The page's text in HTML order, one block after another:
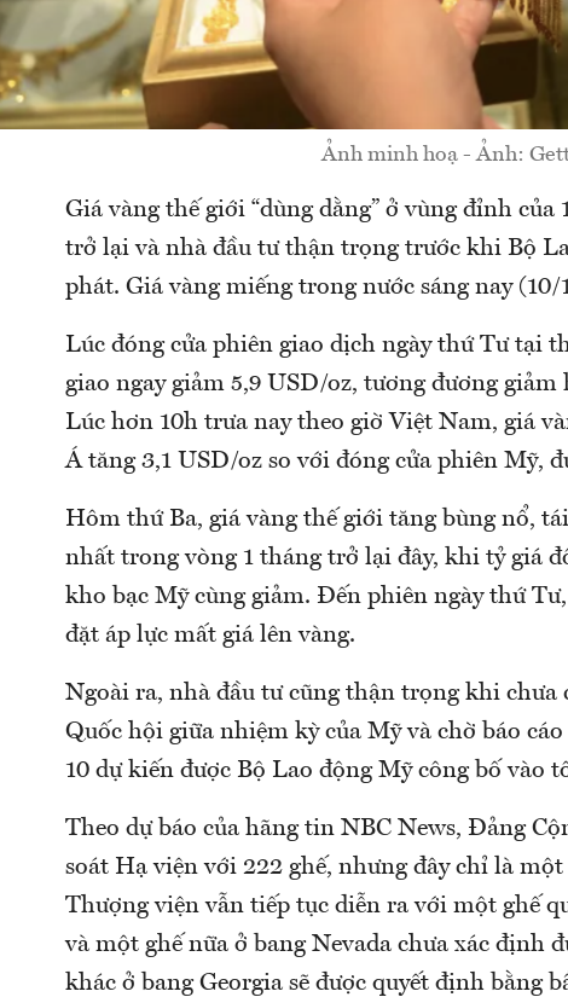
Ảnh minh hoạ - Ảnh:
Giá vàng thế giới “dùng dằng” ở vùng đỉnh
trở lại và nhà đầu tư thận trọng trước khi Bộ
phát. Giá vàng miếng trong nước sáng nay (10/
Lúc đóng cửa phiên giao dịch ngày thứ Tư tại
giao ngay giảm 5,9 USD/oz, tương đương
Lúc hơn 10h trưa nay theo giờ Việt Nam, giá
Á tăng 3,1 USD/oz so với đóng cửa phiên Mỹ,
Hôm thứ Ba, giá vàng thế giới tăng bùng nổ,
nhất trong vòng 1 tháng trở lại đây, khi tỷ giá
kho bạc Mỹ cùng giảm. Đến phiên ngày thứ
đặt áp lực mất giá lên vàng.
Ngoài ra, nhà đầu tư cũng thận trọng khi chưa
Quốc hội giữa nhiệm kỳ của Mỹ và chờ báo
10 dự kiến được Bộ Lao động Mỹ công bố vào
Theo dự báo của hãng tin NBC News, Đảng
soát Hạ viện với 222 ghế, nhưng đây chỉ là
Thượng viện vẫn tiếp tục diễn ra với một ghế
và một ghế nữa ở bang Nevada chưa xác định
khác ở bang Georgia sẽ được quyết định bằng